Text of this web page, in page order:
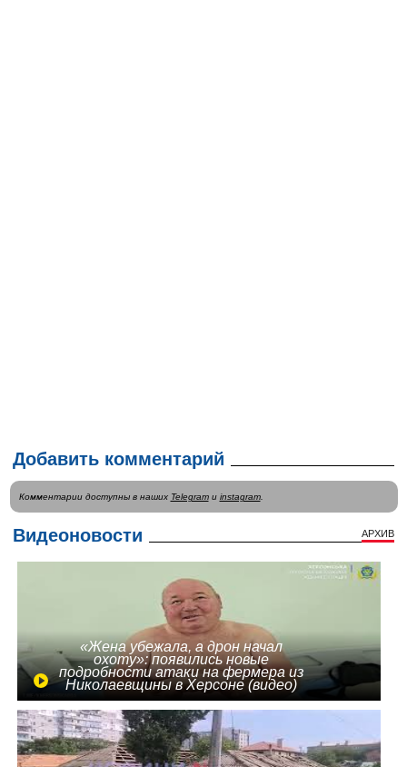
Добавить комментарий
Комментарии доступны в наших Telegramи instagram.
Видеоновости АРХИВ
«Жена убежала, а дрон начал
охоту»: появились новые
подробности атаки на фермера из
Николаевщины в Херсоне (видео)